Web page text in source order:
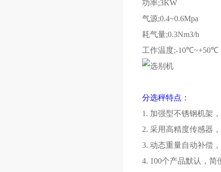
功率;3KW
气源;0.4~0.6Mpa
耗气量;0.3Nm3/h
工作温度;-10℃~+50℃
分选秤特点：
1. 加强型不锈钢机架
2. 采用高精度传感器
3. 动态重量自动补偿
4. 100个产品默认，简